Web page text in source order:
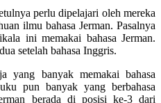
perlu dipelajari oleh mereka
ilmu bahasa Jerman. Pasalnya
ini memakai bahasa Jerman.
setelah bahasa Inggris.
yang banyak memakai bahasa
pun banyak yang berbahasa
berada di posisi ke-3 dari